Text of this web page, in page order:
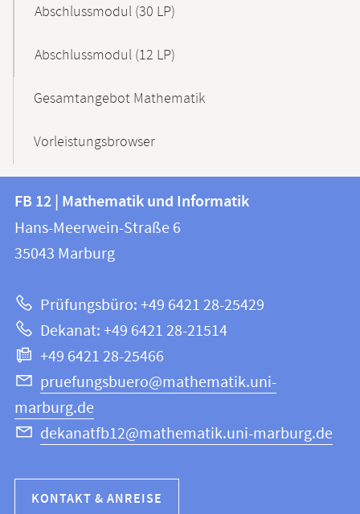
Abschlussmodul (30 LP)
Abschlussmodul (12 LP)
Gesamtangebot Mathematik
Vorleistungsbrowser
Kontakt
und
Informationen
Website
FB
12
|
und
Informatik
FB 12 | Mathematik und Informatik
Hans-Meerwein-Straße 6
35043 Marburg
Prüfungsbüro: +49 6421 28-25429
Dekanat: +49 6421 28-21514
+49 6421 28-25466
pruefungsbuero@mathematik.uni-
marburg.de
dekanatfb12@mathematik.uni-marburg.de
KONTAKT & ANREISE